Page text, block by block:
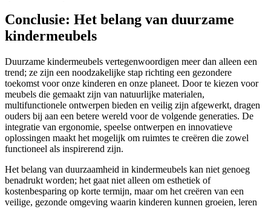
Conclusie: Het belang van duurzame
kindermeubels
Duurzame kindermeubels vertegenwoordigen meer dan alleen een
trend; ze zijn een noodzakelijke stap richting een gezondere
toekomst voor onze kinderen en onze planeet. Door te kiezen voor
meubels die gemaakt zijn van natuurlijke materialen,
multifunctionele ontwerpen bieden en veilig zijn afgewerkt, dragen
ouders bij aan een betere wereld voor de volgende generaties. De
integratie van ergonomie, speelse ontwerpen en innovatieve
oplossingen maakt het mogelijk om ruimtes te creëren die zowel
functioneel als inspirerend zijn.
Het belang van duurzaamheid in kindermeubels kan niet genoeg
benadrukt worden; het gaat niet alleen om esthetiek of
kostenbesparing op korte termijn, maar om het creëren van een
veilige, gezonde omgeving waarin kinderen kunnen groeien, leren